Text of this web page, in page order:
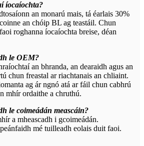
íocaíochta?
an monarú mais, tá éarlais 30%
an chóip BL ag teastáil. Chun
roghanna íocaíochta breise, déan
le OEM?
an bhranda, an dearaidh agus an
chun freastal ar riachtanais an chliaint.
ag ár ngnó atá ar fáil chun cabhrú
mhír ordaithe a chruthú.
le coimeádán meascáin?
a mheascadh i gcoimeádán.
mé tuilleadh eolais duit faoi.